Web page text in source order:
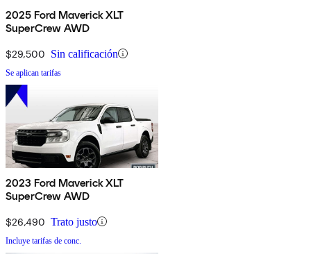
2025 Ford Maverick XLT
SuperCrew AWD
$29,500 Sin calificación
Se aplican tarifas
2023 Ford Maverick XLT
SuperCrew AWD
$26,490 Trato justo
Incluye tarifas de conc.